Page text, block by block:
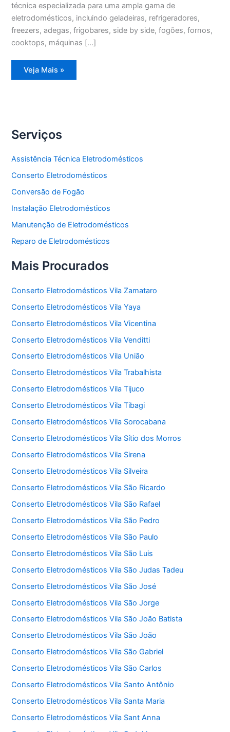
técnica especializada para uma ampla gama de
eletrodomésticos, incluindo geladeiras, refrigeradores,
freezers, adegas, frigobares, side by side, fogões, fornos,
cooktops, máquinas […]
Assistência
Técnica
Veja Mais »
Serviços
Assistência Técnica Eletrodomésticos
Conserto Eletrodomésticos
Conversão de Fogão
Instalação Eletrodomésticos
Manutenção de Eletrodomésticos
Reparo de Eletrodomésticos
Mais Procurados
Conserto Eletrodomésticos Vila Zamataro
Conserto Eletrodomésticos Vila Yaya
Conserto Eletrodomésticos Vila Vicentina
Conserto Eletrodomésticos Vila Venditti
Conserto Eletrodomésticos Vila União
Conserto Eletrodomésticos Vila Trabalhista
Conserto Eletrodomésticos Vila Tijuco
Conserto Eletrodomésticos Vila Tibagi
Conserto Eletrodomésticos Vila Sorocabana
Conserto Eletrodomésticos Vila Sítio dos Morros
Conserto Eletrodomésticos Vila Sirena
Conserto Eletrodomésticos Vila Silveira
Conserto Eletrodomésticos Vila São Ricardo
Conserto Eletrodomésticos Vila São Rafael
Conserto Eletrodomésticos Vila São Pedro
Conserto Eletrodomésticos Vila São Paulo
Conserto Eletrodomésticos Vila São Luis
Conserto Eletrodomésticos Vila São Judas Tadeu
Conserto Eletrodomésticos Vila São José
Conserto Eletrodomésticos Vila São Jorge
Conserto Eletrodomésticos Vila São João Batista
Conserto Eletrodomésticos Vila São João
Conserto Eletrodomésticos Vila São Gabriel
Conserto Eletrodomésticos Vila São Carlos
Conserto Eletrodomésticos Vila Santo Antônio
Conserto Eletrodomésticos Vila Santa Maria
Conserto Eletrodomésticos Vila Sant Anna